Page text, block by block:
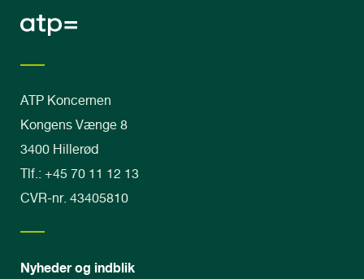
ATP Koncernen
Kongens Vænge 8
3400 Hillerød
Tlf.: +45 70 11 12 13
CVR-nr. 43405810
Nyheder og indblik